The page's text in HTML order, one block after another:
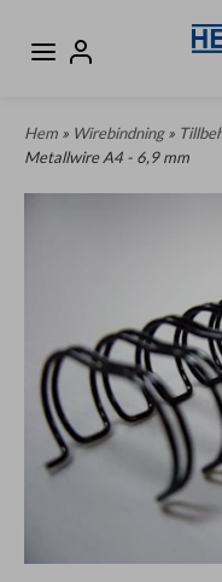
Hem » Wirebindning»
Metallwire A4 - 6,9 mm